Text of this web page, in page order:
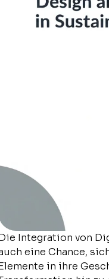
Integration von
eine Chance,
in ihre